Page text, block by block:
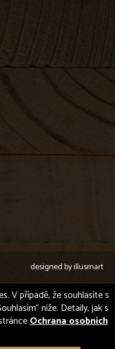
designed byillusmart
V případě, že souhlasíte s
níže. Detaily, jak s
Ochrana osobních